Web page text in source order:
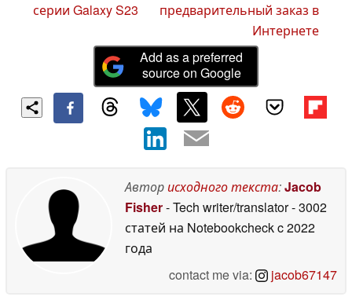
серии Galaxy S23
предварительный заказ в
Интернете
Add as a preferred
source on Google
Авторисходного текста:Jacob
Fisher- Tech writer/translator- 3002
статей на Notebookcheckc 2022
года
contact me via:
jacob67147